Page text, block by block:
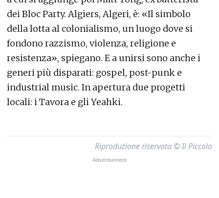
dei Bloc Party. Algiers, Algeri, è: «Il simbolo
della lotta al colonialismo, un luogo dove si
fondono razzismo, violenza, religione e
resistenza», spiegano. E a unirsi sono anche i
generi più disparati: gospel, post-punk e
industrial music. In apertura due progetti
locali: i Tavora e gli Yeahki.
Riproduzione riservata © Il Piccolo